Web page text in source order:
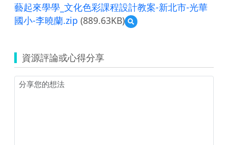
藝起來學學_文化色彩課程設計教案-新北市-光華
國小-李曉蘭.zip (889.63KB)
預
覽
學
學
資源評論或心得分享